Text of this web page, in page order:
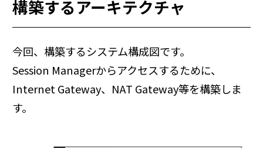
構築するアーキテクチャ
今回、構築するシステム構成図です。
Session Managerからアクセスするために、
Internet Gateway、NAT Gateway等を構築しま
す。